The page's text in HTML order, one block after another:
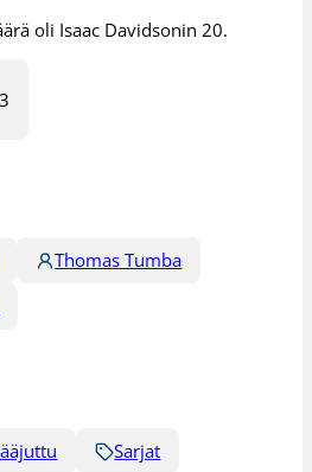
oli Isaac Davidsonin 20.
Thomas Tumba
Sarjat